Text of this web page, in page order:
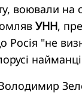
воювали на
УНН,
"не